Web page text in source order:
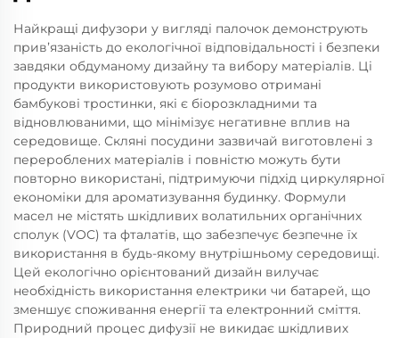
Найкращі дифузори у вигляді палочок демонструють
привʼязаність до екологічної відповідальності і безпеки
завдяки обдуманому дизайну та вибору матеріалів. Ці
продукти використовують розумово отримані
бамбукові тростинки, які є біорозкладними та
відновлюваними, що мінімізує негативне вплив на
середовище. Скляні посудини зазвичай виготовлені з
перероблених матеріалів і повністю можуть бути
повторно використані, підтримуючи підхід циркулярної
економіки для ароматизування будинку. Формули
масел не містять шкідливих волатильних органічних
сполук (VOC) та фталатів, що забезпечує безпечне їх
використання в будь-якому внутрішньому середовищі.
Цей екологічно орієнтований дизайн вилучає
необхідність використання електрики чи батарей, що
зменшує споживання енергії та електронний сміття.
Природний процес дифузії не викидає шкідливих